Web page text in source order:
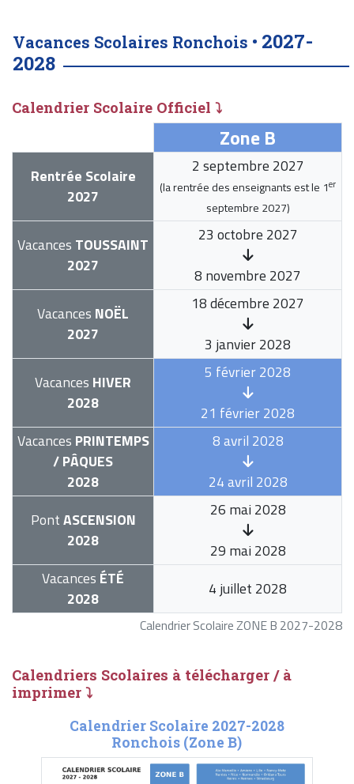
Vacances Scolaires Ronchois • 2027-
2028
Calendrier Scolaire Officiel ⤵
Calendrier Scolaire ZONE B 2027-2028
Zone B
Rentrée Scolaire
2027
2 septembre 2027
(la rentrée des enseignants est le 1er
septembre 2027)
Vacances TOUSSAINT
2027
23 octobre 2027
8 novembre 2027
Vacances NOËL
2027
18 décembre 2027
3 janvier 2028
Vacances HIVER
2028
5 février 2028
21 février 2028
Vacances PRINTEMPS
/ PÂQUES
2028
8 avril 2028
24 avril 2028
PontASCENSION
2028
26 mai 2028
29 mai 2028
Vacances ÉTÉ
2028
4 juillet 2028
Calendriers Scolaires à télécharger / à
imprimer ⤵
Calendrier Scolaire 2027-2028
Ronchois (Zone B)